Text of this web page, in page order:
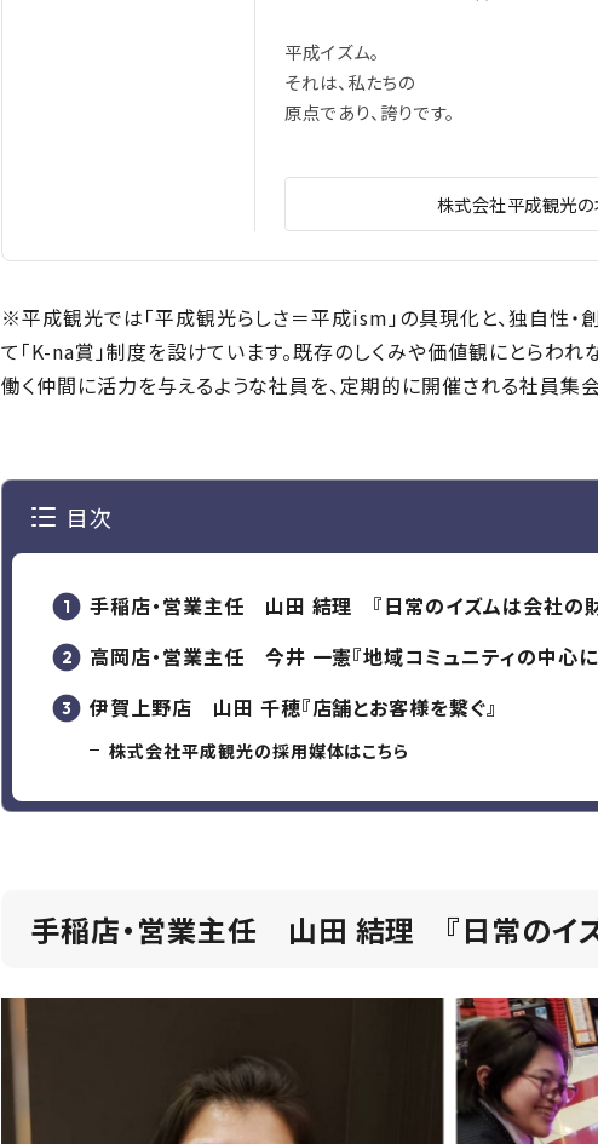
平成イズム。
それは、私たちの
原点であり、誇りです。
株式会社平成観光
※平成観光では「平成観光らしさ＝平成ism」の具現化と、独自性
て「K-na賞」制度を設けています。既存のしくみや価値観にとらわ
働く仲間に活力を与えるような社員を、定期的に開催される社員集
目次
手稲店・営業主任 山田 結理 『日常のイズムは会社の財
高岡店・営業主任 今井 一憲『地域コミュニティの中心に
伊賀上野店 山田 千穂『店舗とお客様を繋ぐ』
株式会社平成観光の採用媒体はこちら
手稲店・営業主任 山田 結理 『日常のイ